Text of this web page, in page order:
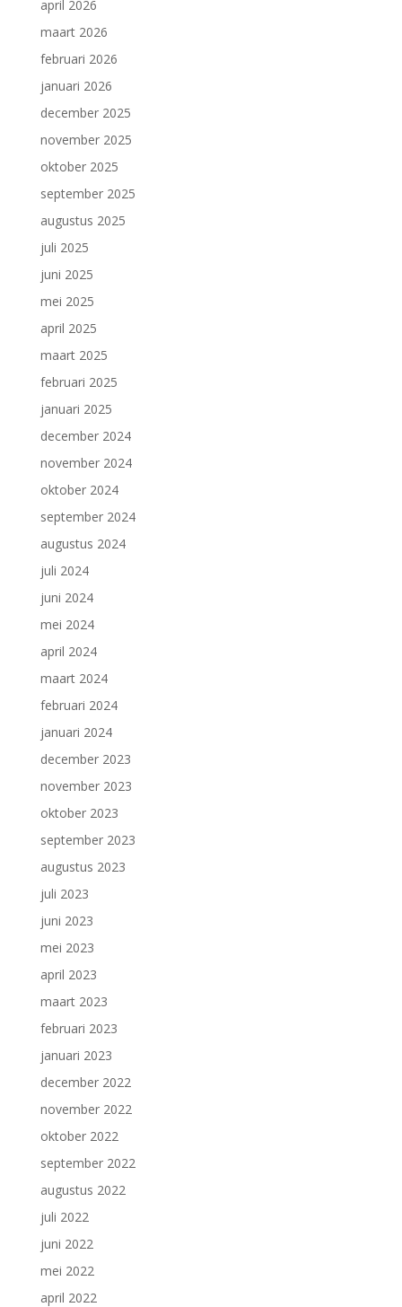
april 2026
maart 2026
februari 2026
januari 2026
december 2025
november 2025
oktober 2025
september 2025
augustus 2025
juli 2025
juni 2025
mei 2025
april 2025
maart 2025
februari 2025
januari 2025
december 2024
november 2024
oktober 2024
september 2024
augustus 2024
juli 2024
juni 2024
mei 2024
april 2024
maart 2024
februari 2024
januari 2024
december 2023
november 2023
oktober 2023
september 2023
augustus 2023
juli 2023
juni 2023
mei 2023
april 2023
maart 2023
februari 2023
januari 2023
december 2022
november 2022
oktober 2022
september 2022
augustus 2022
juli 2022
juni 2022
mei 2022
april 2022